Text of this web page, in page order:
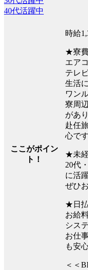
40代活躍中
ここがポイン
ト！
時給
★寮費
エア
テレ
生活
ワン
寮周
があ
赴任
心です
★未経
20代
に活
ぜひ
★日払
お給
シス
お仕
も安
＜＜